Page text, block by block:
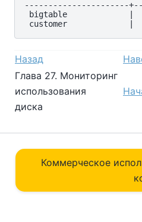
----------------------
bigtable             |
Назад
Глава 27. Мониторинг
использования
диска
Коммерческое